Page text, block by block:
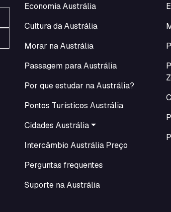
Economia Austrália
Cultura da Austrália
Morar na Austrália
Passagem para Austrália
Por que estudar na Austrália?
Pontos Turísticos Austrália
Cidades Austrália
Intercâmbio Austrália Preço
Perguntas frequentes
Suporte na Austrália